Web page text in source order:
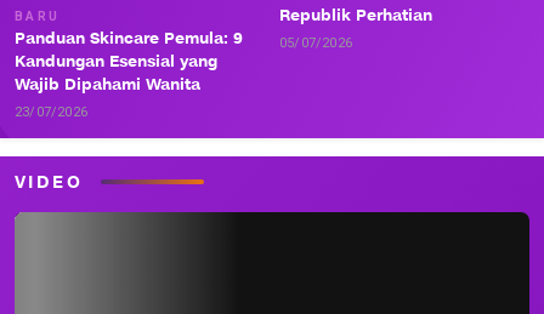
BARU
Panduan Skincare Pemula: 9
Kandungan Esensial yang
Wajib Dipahami Wanita
23/07/2026
Republik Perhatian
05/07/2026
VIDEO